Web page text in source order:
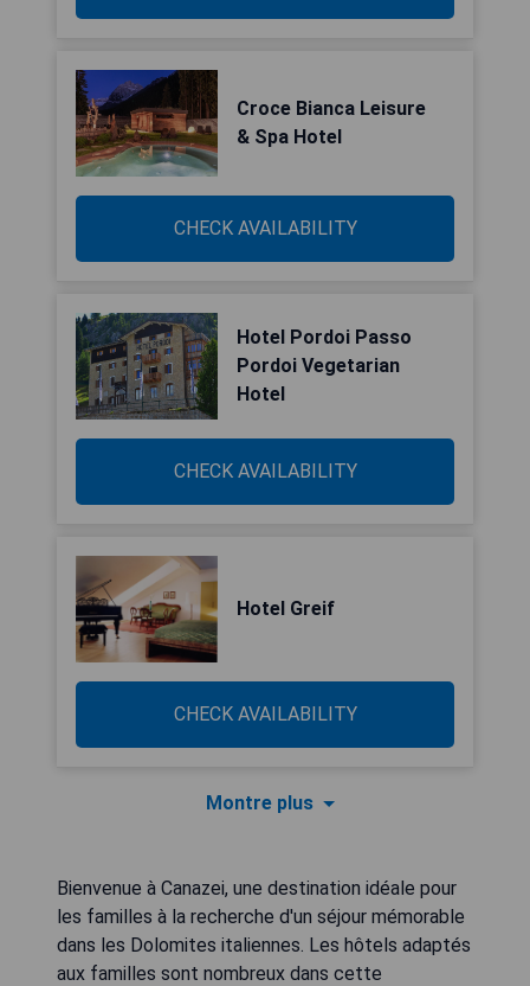
Croce Bianca Leisure
& Spa Hotel
CHECK AVAILABILITY
Hotel Pordoi Passo
Pordoi Vegetarian
Hotel
CHECK AVAILABILITY
Hotel Greif
CHECK AVAILABILITY
Montre plus
Bienvenue à Canazei, une destination idéale pour
les familles à la recherche d'un séjour mémorable
dans les Dolomites italiennes. Les hôtels adaptés
aux familles sont nombreux dans cette